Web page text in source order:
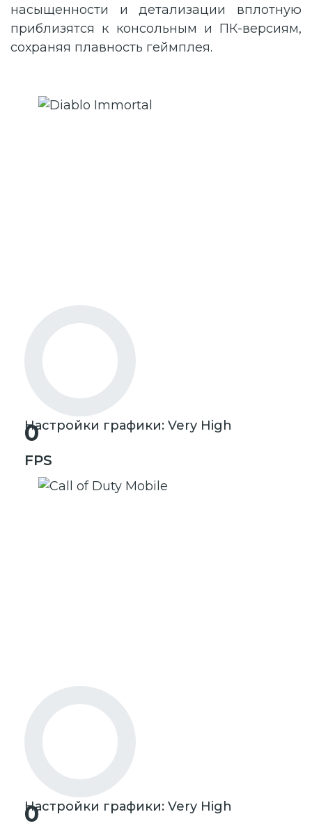
насыщенности и детализации вплотную
приблизятся к консольным и ПК-версиям,
сохраняя плавность геймплея.
0
FPS
Настройки графики: Very High
0
Настройки графики: Very High